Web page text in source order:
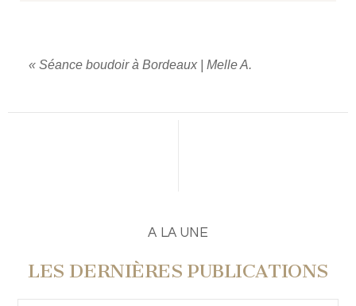
PUBLIER UN COMMENTAIRE
« Séance boudoir à Bordeaux | Melle A.
A LA UNE
LES DERNIÈRES PUBLICATIONS